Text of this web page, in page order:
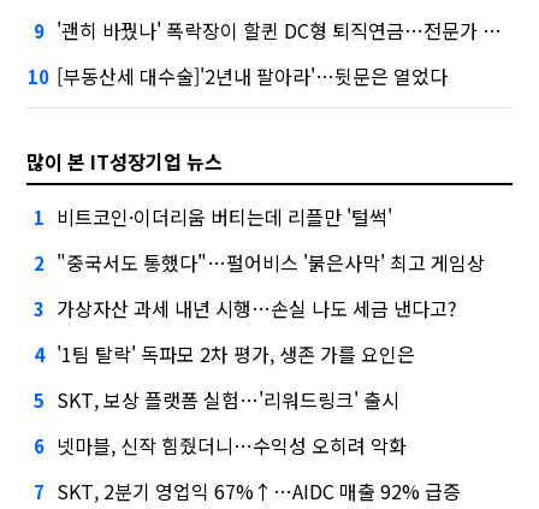
9 '괜히 바꿨나' 폭락장이 할퀸 DC형 퇴직연금…전문가 조언은
10 [부동산세 대수술]'2년내 팔아라'…뒷문은 열었다
많이 본 IT성장기업 뉴스
1 비트코인·이더리움 버티는데 리플만 '털썩'
2 "중국서도 통했다"…펄어비스 '붉은사막' 최고 게임상
3 가상자산 과세 내년 시행…손실 나도 세금 낸다고?
4 '1팀 탈락' 독파모 2차 평가, 생존 가를 요인은
5 SKT, 보상 플랫폼 실험…'리워드링크' 출시
6 넷마블, 신작 힘줬더니…수익성 오히려 악화
7 SKT, 2분기 영업익 67%↑…AIDC 매출 92% 급증